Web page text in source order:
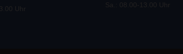
Uhr Sa.: 08.00-13.00 Uhr